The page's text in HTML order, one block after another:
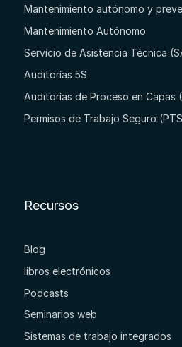
Mantenimiento autónomo y
Mantenimiento Autónomo
Servicio de Asistencia Técnica
Auditorías 5S
Auditorías de Proceso en Capas
Permisos de Trabajo Seguro
Recursos
Blog
libros electrónicos
Podcasts
Seminarios web
Sistemas de trabajo integrados